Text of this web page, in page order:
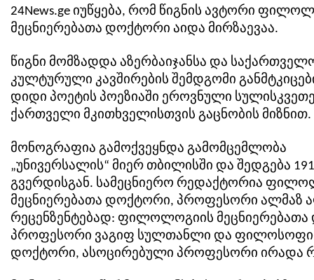
24News.ge იუწყება, რომ წიგნის ავტორი
მეცნიერებათა დოქტორი აიდა მირზაევაა.
წიგნი მომზადდა აზერბაიჯანსა და
კულტურული კავშირების შემდგომი
დიდი პოეტის პოეზიაში ეროვნული
ქართველი მკითხველისთვის გაცნობის მიზნით.
მონოგრაფია გამოქვეყნდა გამომცემლობა
„უნივერსალის“ მიერ თბილისში და შედგება 191
გვერდისგან. სამეცნიერო რედაქტორია
მეცნიერებათა დოქტორი, პროფესორი ალმაზ
რეცენზენტებად: ფილოლოგიის
პროფესორი ვაგიფ სულთანლი და
დოქტორი, ასოცირებული პროფესორი ირადა